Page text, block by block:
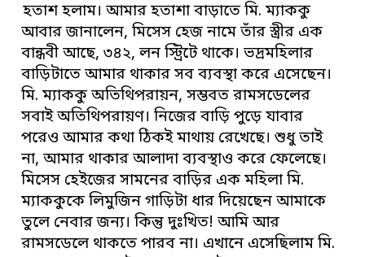
হতাশ হলাম। আমার হতাশা বাড়াতে মি. ম্যাককু
আবার জানালেন, মিসেস হেজ নামে তাঁর স্ত্রীর এক
বান্ধবী আছে, ৩৪২, লন স্ট্রিটে থাকে। ভদ্রমহিলার
বাড়িটাতে আমার থাকার সব ব্যবস্থা করে এসেছেন।
মি. ম্যাককু অতিথিপরায়ন, সম্ভবত রামসডেলের
সবাই অতিথিপরায়ণ। নিজের বাড়ি পুড়ে যাবার
পরেও আমার কথা ঠিকই মাথায় রেখেছে। শুধু তাই
না, আমার থাকার আলাদা ব্যবস্থাও করে ফেলেছে।
মিসেস হেইজের সামনের বাড়ির এক মহিলা মি.
ম্যাককুকে লিমুজিন গাড়িটা ধার দিয়েছেন আমাকে
তুলে নেবার জন্য। কিন্তু দুঃখিত! আমি আর
রামসডেলে থাকতে পারব না। এখানে এসেছিলাম মি.